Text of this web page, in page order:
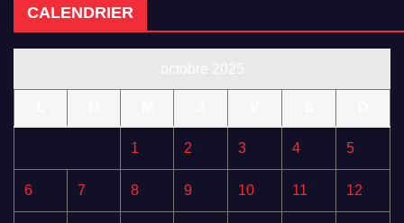
CALENDRIER
1 2 3 4 5
6 7 8 9 10 11 12